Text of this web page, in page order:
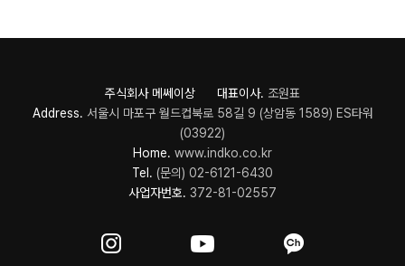
주식회사 메쎄이상 대표이사. 조원표
Address. 서울시 마포구 월드컵북로 58길 9 (상암동 1589) ES타워
(03922)
Home. www.indko.co.kr
Tel. (문의) 02-6121-6430
사업자번호. 372-81-02557